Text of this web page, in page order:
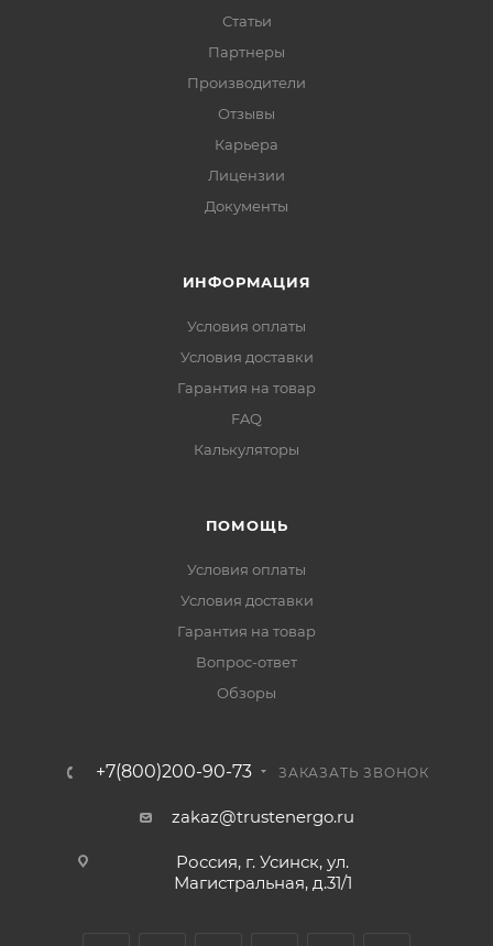
Статьи
Партнеры
Производители
Отзывы
Карьера
Лицензии
Документы
ИНФОРМАЦИЯ
Условия оплаты
Условия доставки
Гарантия на товар
FAQ
Калькуляторы
ПОМОЩЬ
Условия оплаты
Условия доставки
Гарантия на товар
Вопрос-ответ
Обзоры
+7(800)200-90-73 ЗАКАЗАТЬ ЗВОНОК
zakaz@trustenergo.ru
Россия, г. Усинск, ул.
Магистральная, д.31/1